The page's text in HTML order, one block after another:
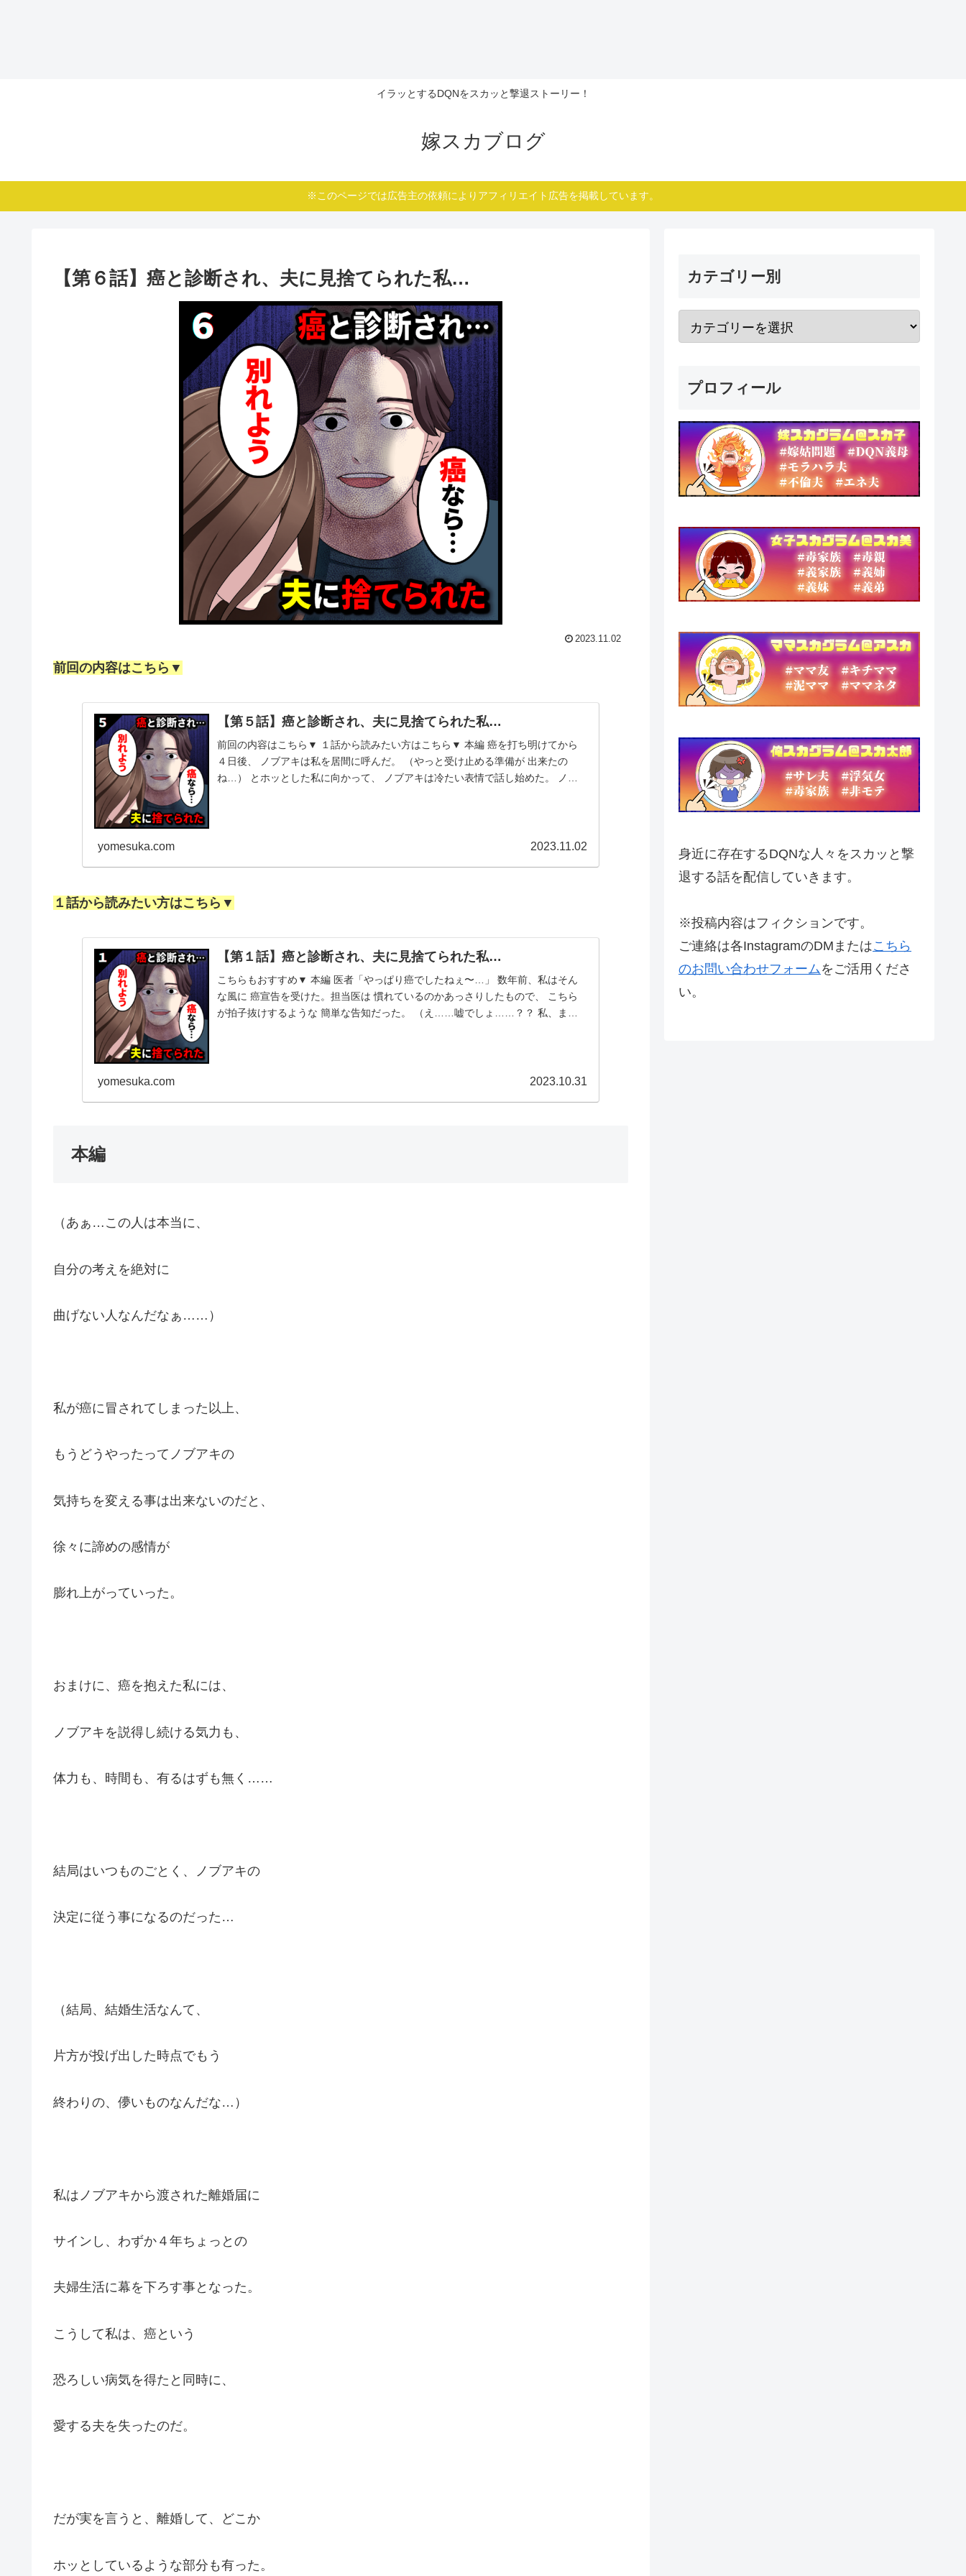
イラッとするDQNをスカッと撃退ストーリー！
嫁スカブログ
※このページでは広告主の依頼によりアフィリエイト広告を掲載しています。
【第６話】癌と診断され、夫に見捨てられた私…
2023.11.02
前回の内容はこちら▼
【第５話】癌と診断され、夫に見捨てられた私…
前回の内容はこちら▼ １話から読みたい方はこちら▼ 本編 癌を打ち明けてから
４日後、 ノブアキは私を居間に呼んだ。 （やっと受け止める準備が 出来たの
ね…） とホッとした私に向かって、 ノブアキは冷たい表情で話し始めた。 ノブ
yomesuka.com 2023.11.02
１話から読みたい方はこちら▼
【第１話】癌と診断され、夫に見捨てられた私…
こちらもおすすめ▼ 本編 医者「やっぱり癌でしたねぇ〜…」 数年前、私はそん
な風に 癌宣告を受けた。担当医は 慣れているのかあっさりしたもので、 こちら
が拍子抜けするような 簡単な告知だった。 （え……嘘でしょ……？？ 私、まだ
yomesuka.com 2023.10.31
本編
（あぁ…この人は本当に、
自分の考えを絶対に
曲げない人なんだなぁ……）
私が癌に冒されてしまった以上、
もうどうやったってノブアキの
気持ちを変える事は出来ないのだと、
徐々に諦めの感情が
膨れ上がっていった。
おまけに、癌を抱えた私には、
ノブアキを説得し続ける気力も、
体力も、時間も、有るはずも無く……
結局はいつものごとく、ノブアキの
決定に従う事になるのだった…
（結局、結婚生活なんて、
片方が投げ出した時点でもう
終わりの、儚いものなんだな…）
私はノブアキから渡された離婚届に
サインし、わずか４年ちょっとの
夫婦生活に幕を下ろす事となった。
こうして私は、癌という
恐ろしい病気を得たと同時に、
愛する夫を失ったのだ。
だが実を言うと、離婚して、どこか
ホッとしているような部分も有った。
カテゴリー別
プロフィール
身近に存在するDQNな人々をスカッと撃
退する話を配信していきます。
※投稿内容はフィクションです。
ご連絡は各InstagramのDMまたはこちら
のお問い合わせフォーム をご活用くださ
い。